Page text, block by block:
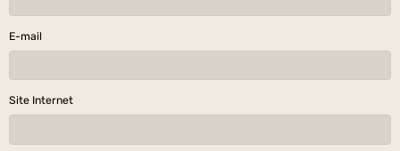
E-mail
Site Internet